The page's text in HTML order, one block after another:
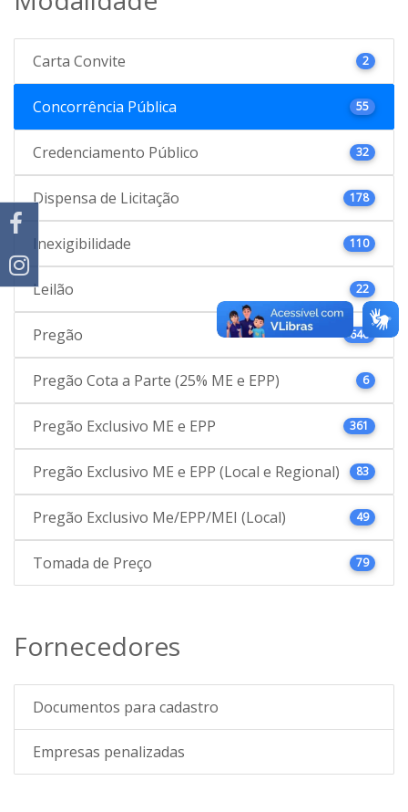
Carta Convite 2
Concorrência Pública 55
Credenciamento Público 32
Dispensa de Licitação 178
Inexigibilidade 110
Leilão 22
Pregão 646
Pregão Cota a Parte (25% ME e EPP) 6
Pregão Exclusivo ME e EPP 361
Pregão Exclusivo ME e EPP (Local e Regional) 83
Pregão Exclusivo Me/EPP/MEI (Local) 49
Tomada de Preço 79
Fornecedores
Documentos para cadastro
Empresas penalizadas